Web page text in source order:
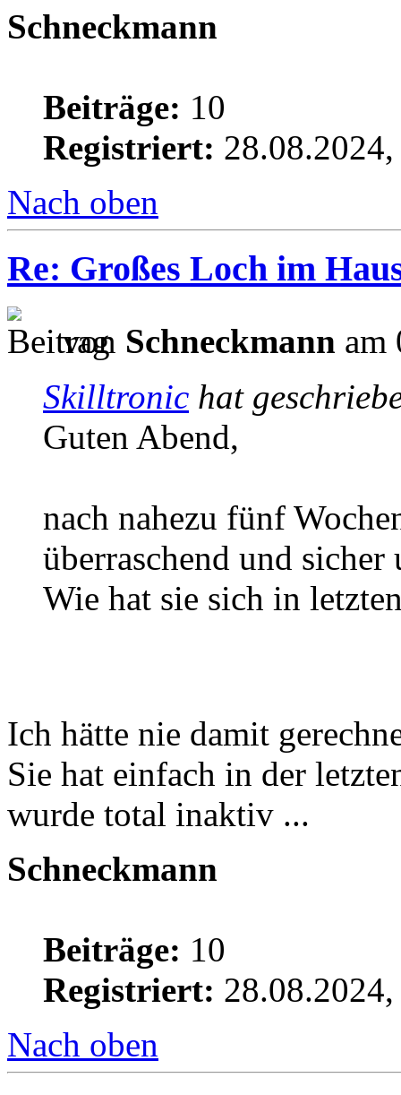
Schneckmann
Beiträge: 10
Registriert:
Nach oben
Re: Großes Loch im
von Schneckmann am
Skilltronic hat
Guten Abend,
nach nahezu fünf
überraschend und sicher
Wie hat sie sich in
Ich hätte nie damit
Sie hat einfach in der
wurde total inaktiv ...
Schneckmann
Beiträge: 10
Registriert:
Nach oben